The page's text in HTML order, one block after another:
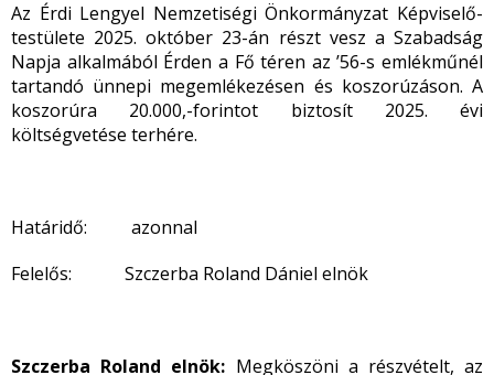
Az Érdi Lengyel Nemzetiségi Önkormányzat Képviselő-
testülete 2025. október 23-án részt vesz a Szabadság
Napja alkalmából Érden a Fő téren az ’56-s emlékműnél
tartandó ünnepi megemlékezésen és koszorúzáson. A
koszorúra 20.000,-forintot biztosít 2025. évi
költségvetése terhére.
Határidő: azonnal
Felelős: Szczerba Roland Dániel elnök
Szczerba Roland elnök: Megköszöni a részvételt, az